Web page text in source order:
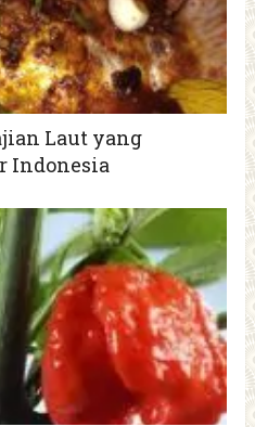
Laut yang
Indonesia